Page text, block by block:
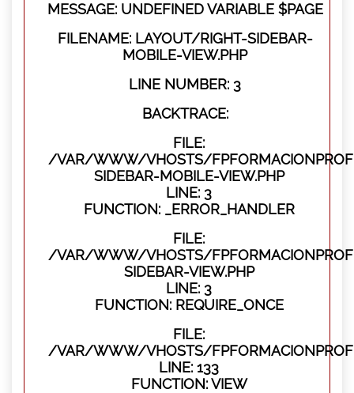
MESSAGE: UNDEFINED VARIABLE $PAGE
FILENAME: LAYOUT/RIGHT-SIDEBAR-
MOBILE-VIEW.PHP
LINE NUMBER: 3
BACKTRACE:
FILE:
/VAR/WWW/VHOSTS/
SIDEBAR-MOBILE-VIEW.PHP
LINE: 3
FUNCTION: _ERROR_HANDLER
FILE:
/VAR/WWW/VHOSTS/
SIDEBAR-VIEW.PHP
LINE: 3
FUNCTION: REQUIRE_ONCE
FILE:
/VAR/WWW/VHOSTS/
LINE: 133
FUNCTION: VIEW